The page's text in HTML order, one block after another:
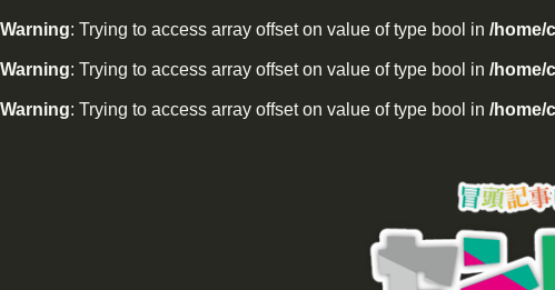
Warning: Trying to access array offset on value of type bool in /home/
Warning: Trying to access array offset on value of type bool in /home/
Warning: Trying to access array offset on value of type bool in /home/